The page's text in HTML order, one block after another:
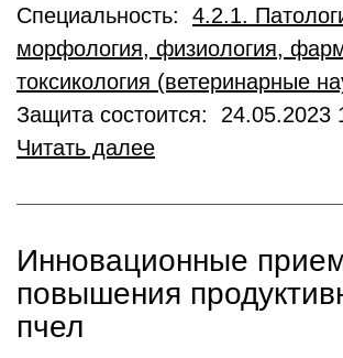
Специальность: 4.2.1.
морфология, физиология,
токсикология (ветеринарные
Защита состоится: 24.05.2023
Читать далее
Инновационные
повышения
пчел